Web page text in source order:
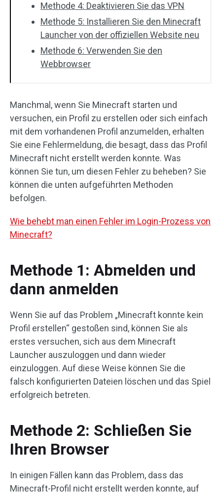
Methode 4: Deaktivieren Sie das VPN
Methode 5: Installieren Sie den Minecraft
Launcher von der offiziellen Website neu
Methode 6: Verwenden Sie den
Webbrowser
Manchmal, wenn Sie Minecraft starten und
versuchen, ein Profil zu erstellen oder sich einfach
mit dem vorhandenen Profil anzumelden, erhalten
Sie eine Fehlermeldung, die besagt, dass das Profil
Minecraft nicht erstellt werden konnte. Was
können Sie tun, um diesen Fehler zu beheben? Sie
können die unten aufgeführten Methoden
befolgen.
Wie behebt man einen Fehler im Login-Prozess von
Minecraft?
Methode 1: Abmelden und
dann anmelden
Wenn Sie auf das Problem „Minecraft konnte kein
Profil erstellen“ gestoßen sind, können Sie als
erstes versuchen, sich aus dem Minecraft
Launcher auszuloggen und dann wieder
einzuloggen. Auf diese Weise können Sie die
falsch konfigurierten Dateien löschen und das Spiel
erfolgreich betreten.
Methode 2: Schließen Sie
Ihren Browser
In einigen Fällen kann das Problem, dass das
Minecraft-Profil nicht erstellt werden konnte, auf